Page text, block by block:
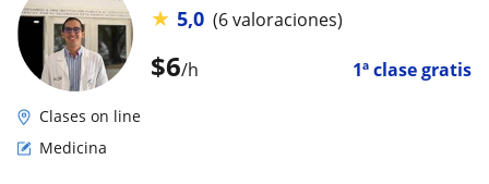
$6/h 1ª clase gratis
★ 5,0 (6 valoraciones)
Clases on line
Medicina